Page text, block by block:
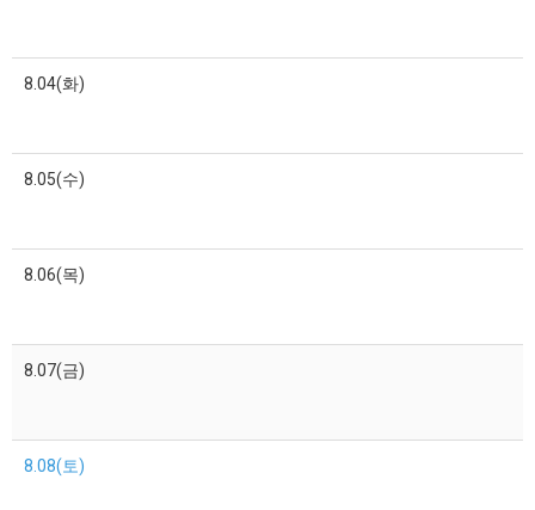
8.04(화)
8.05(수)
8.06(목)
8.07(금)
8.08(토)